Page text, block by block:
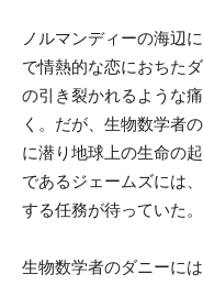
ノルマンディーの海辺
で情熱的な恋におちた
の引き裂かれるような
く。だが、生物数学者
に潜り地球上の生命の
であるジェームズには
する任務が待っていた。
生物数学者のダニーに